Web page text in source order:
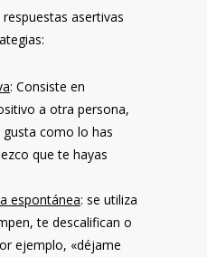
asertivas
: Consiste en
a otra persona,
como lo has
que te hayas
espontánea: se utiliza
te descalifican o
ejemplo, «déjame